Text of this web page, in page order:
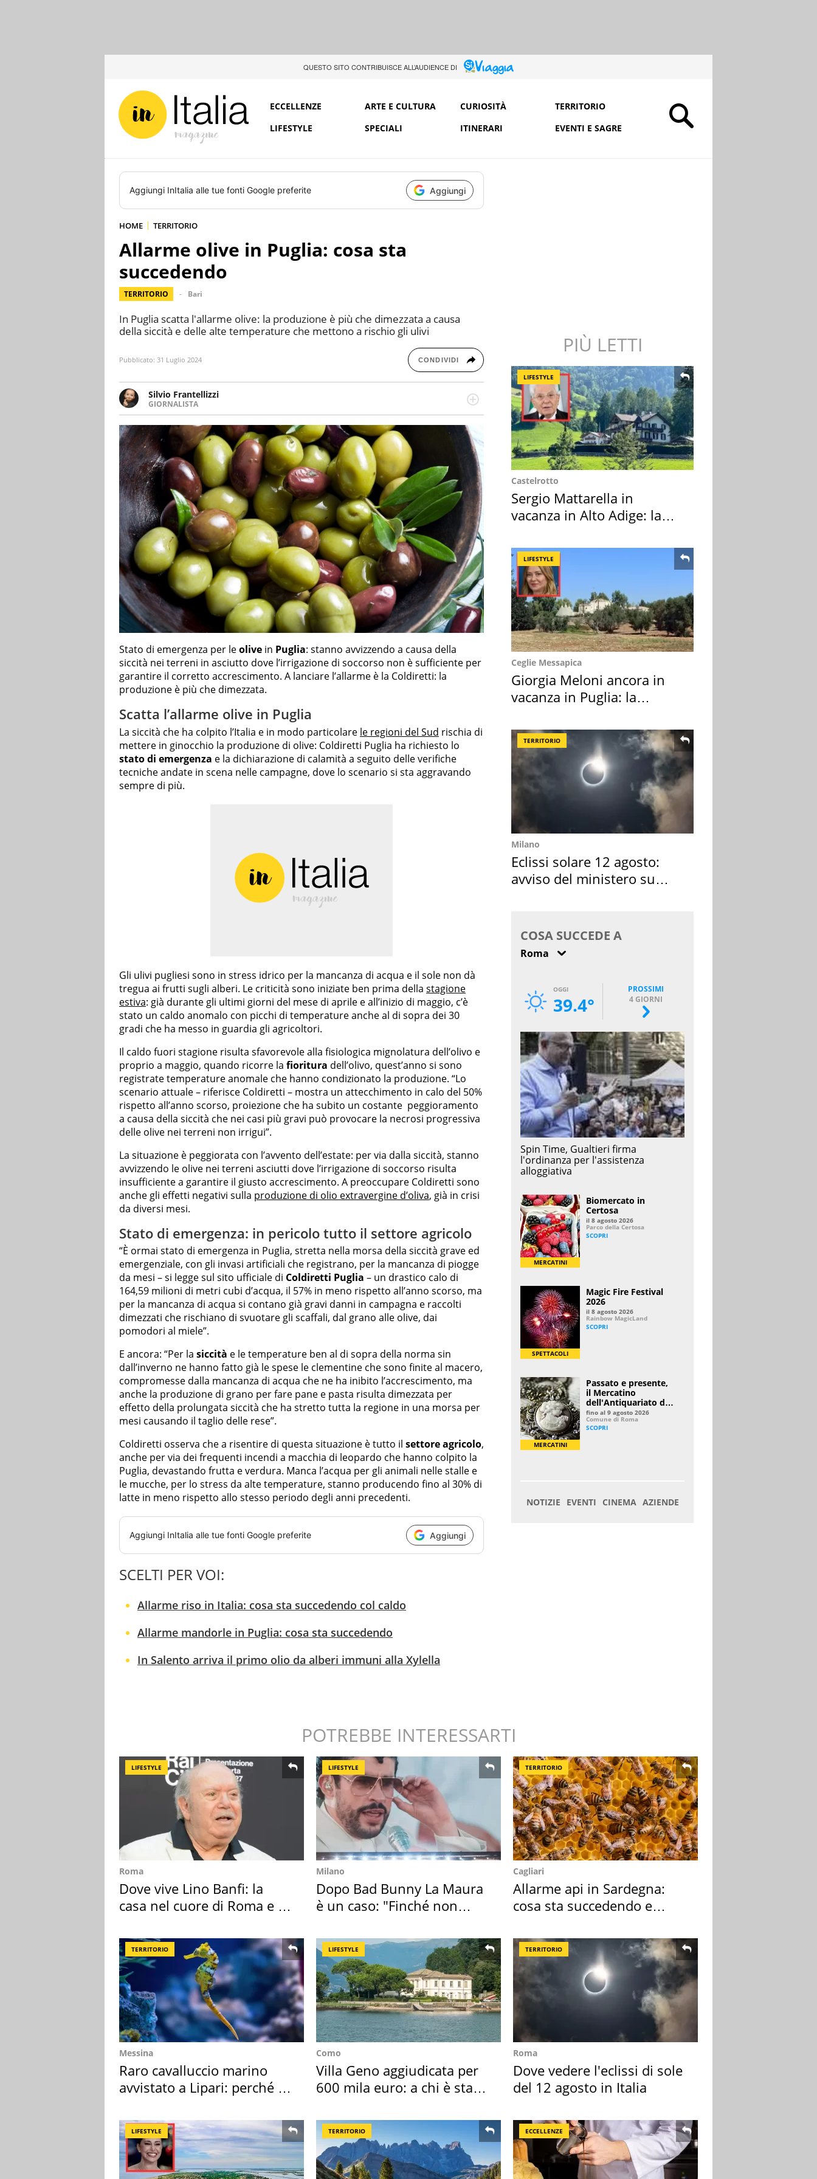
QUESTO SITO CONTRIBUISCE ALL’AUDIENCE DI
ECCELLENZE ARTE E CULTURA CURIOSITÀ
TERRITORIO
LIFESTYLE
SPECIALI ITINERARI EVENTI E SAGRE
Aggiungi InItalia alle tue fonti Google preferite Aggiungi
HOME TERRITORIO
Allarme olive in Puglia: cosa sta
succedendo
TERRITORIO Bari
In Puglia scatta l'allarme olive: la produzione è più che dimezzata a causa
della siccità e delle alte temperature che mettono a rischio gli ulivi
Pubblicato: 31 Luglio 2024 CONDIVIDI
Silvio Frantellizzi
GIORNALISTA
Giornalista pubblicista. Da oltre dieci anni si occupa di informazione sul web,
scrivendo di sport, attualità, cronaca, motori, spettacolo e videogame.
Stato di emergenza per leolive in Puglia: stanno avvizzendo a causa della
siccità nei terreni in asciutto dove l’irrigazione di soccorso non è sufficiente per
garantire il corretto accrescimento. A lanciare l’allarme è la Coldiretti: la
produzione è più che dimezzata.
Scatta l’allarme olive in Puglia
La siccità che ha colpito l’Italia e in modo particolare le regioni del Sud rischia di
mettere in ginocchio la produzione di olive: Coldiretti Puglia ha richiesto lo
stato di emergenza e la dichiarazione di calamità a seguito delle verifiche
tecniche andate in scena nelle campagne, dove lo scenario si sta aggravando
sempre di più.
Gli ulivi pugliesi sono in stress idrico per la mancanza di acqua e il sole non dà
tregua ai frutti sugli alberi. Le criticità sono iniziate ben prima della stagione
estiva: già durante gli ultimi giorni del mese di aprile e all’inizio di maggio, c’è
stato un caldo anomalo con picchi di temperature anche al di sopra dei 30
gradi che ha messo in guardia gli agricoltori.
Il caldo fuori stagione risulta sfavorevole alla fisiologica mignolatura dell’olivo e
proprio a maggio, quando ricorre la fioritura dell’olivo, quest’anno si sono
registrate temperature anomale che hanno condizionato la produzione. “Lo
scenario attuale – riferisce Coldiretti – mostra un attecchimento in calo del 50%
rispetto all’anno scorso, proiezione che ha subito un costante peggioramento
a causa della siccità che nei casi più gravi può provocare la necrosi progressiva
delle olive nei terreni non irrigui”.
La situazione è peggiorata con l’avvento dell’estate: per via dalla siccità, stanno
avvizzendo le olive nei terreni asciutti dove l’irrigazione di soccorso risulta
insufficiente a garantire il giusto accrescimento. A preoccupare Coldiretti sono
anche gli effetti negativi sulla produzione di olio extravergine d’oliva, già in crisi
da diversi mesi.
Stato di emergenza: in pericolo tutto il settore agricolo
“È ormai stato di emergenza in Puglia, stretta nella morsa della siccità grave ed
emergenziale, con gli invasi artificiali che registrano, per la mancanza di piogge
da mesi – si legge sul sito ufficiale di Coldiretti Puglia – un drastico calo di
164,59 milioni di metri cubi d’acqua, il 57% in meno rispetto all’anno scorso, ma
per la mancanza di acqua si contano già gravi danni in campagna e raccolti
dimezzati che rischiano di svuotare gli scaffali, dal grano alle olive, dai
pomodori al miele”.
E ancora: “Per la siccità e le temperature ben al di sopra della norma sin
dall’inverno ne hanno fatto già le spese le clementine che sono finite al macero,
compromesse dalla mancanza di acqua che ne ha inibito l’accrescimento, ma
anche la produzione di grano per fare pane e pasta risulta dimezzata per
effetto della prolungata siccità che ha stretto tutta la regione in una morsa per
mesi causando il taglio delle rese”.
Coldiretti osserva che a risentire di questa situazione è tutto il settore agricolo,
anche per via dei frequenti incendi a macchia di leopardo che hanno colpito la
Puglia, devastando frutta e verdura. Manca l’acqua per gli animali nelle stalle e
le mucche, per lo stress da alte temperature, stanno producendo fino al 30% di
latte in meno rispetto allo stesso periodo degli anni precedenti.
Aggiungi InItalia alle tue fonti Google preferite Aggiungi
SCELTI PER VOI:
Allarme riso in Italia: cosa sta succedendo col caldo
Allarme mandorle in Puglia: cosa sta succedendo
In Salento arriva il primo olio da alberi immuni alla Xylella
PIÙ LETTI
LIFESTYLE
Castelrotto
Sergio Mattarella in
vacanza in Alto Adige: la
LIFESTYLE
Ceglie Messapica
Giorgia Meloni ancora in
vacanza in Puglia: la
TERRITORIO
Milano
Eclissi solare 12 agosto:
avviso del ministero su
POTREBBE INTERESSARTI
LIFESTYLE
Roma
Dove vive Lino Banfi: la
casa nel cuore di Roma e i
LIFESTYLE
Milano
Dopo Bad Bunny La Maura
è un caso: "Finché non
TERRITORIO
Cagliari
Allarme api in Sardegna:
cosa sta succedendo e
TERRITORIO
Messina
Raro cavalluccio marino
avvistato a Lipari: perché è
LIFESTYLE
Como
Villa Geno aggiudicata per
600 mila euro: a chi è stata
TERRITORIO
Roma
Dove vedere l'eclissi di sole
del 12 agosto in Italia
LIFESTYLE TERRITORIO ECCELLENZE